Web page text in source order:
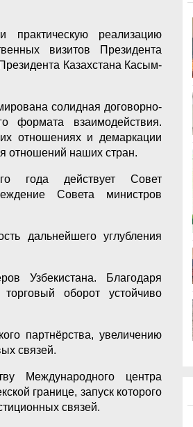
практическую реализацию
визитов Президента
Казахстана Касым-
солидная договорно-
формата взаимодействия.
отношениях и демаркации
отношений наших стран.
года действует Совет
Совета министров
дальнейшего углубления
Узбекистана. Благодаря
оборот устойчиво
партнёрства, увеличению
связей.
Международного центра
границе, запуск которого
связей.